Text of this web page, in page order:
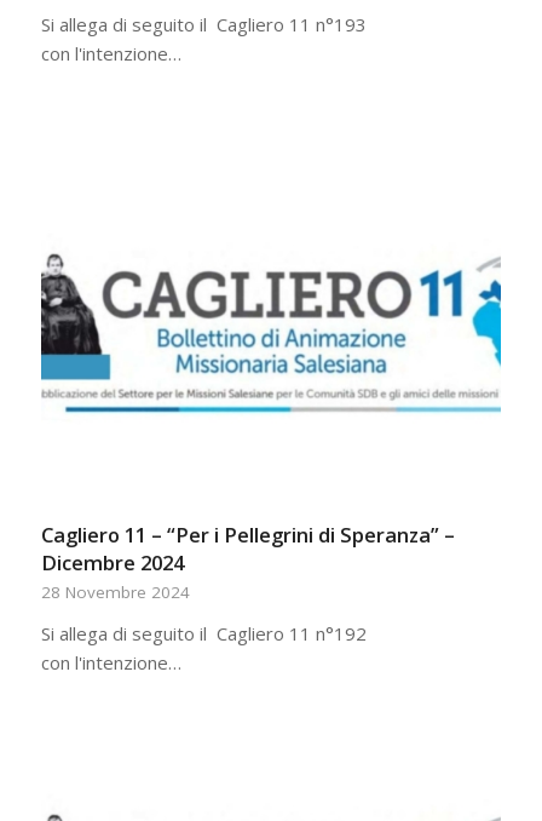
Si allega di seguito il Cagliero 11 n°193
con l'intenzione…
Cagliero 11 – “Per i Pellegrini di Speranza” –
Dicembre 2024
28 Novembre 2024
Si allega di seguito il Cagliero 11 n°192
con l'intenzione…